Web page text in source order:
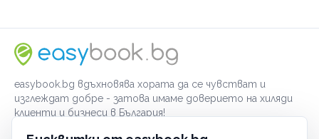
easybook.bg вдъхновява хората да се чувстват и
изглеждат добре - затова имаме доверието на хиляди
клиенти и бизнеси в България!